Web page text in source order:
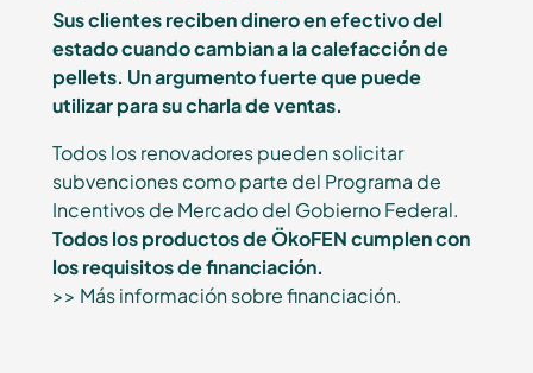
Sus clientes reciben dinero en efectivo del
estado cuando cambian a la calefacción de
pellets. Un argumento fuerte que puede
utilizar para su charla de ventas.
Todos los renovadores pueden solicitar
subvenciones como parte del Programa de
Incentivos de Mercado del Gobierno Federal.
Todos los productos de ÖkoFEN cumplen con
los requisitos de financiación.
>> Más información sobre financiación.